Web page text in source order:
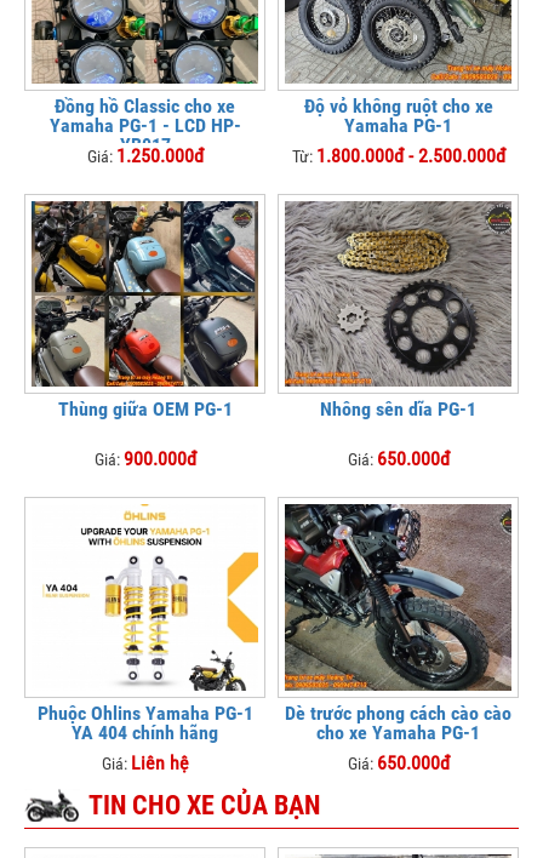
Đồng hồ Classic cho xe
Yamaha PG-1 - LCD HP-
YB017
Giá: 1.250.000đ
Độ vỏ không ruột cho xe
Yamaha PG-1
Từ: 1.800.000đ - 2.500.000đ
Thùng giữa OEM PG-1
Giá:900.000đ
Nhông sên dĩa PG-1
Giá: 650.000đ
Phuộc Ohlins Yamaha PG-1
YA 404 chính hãng
Giá: Liên hệ
Dè trước phong cách cào cào
cho xe Yamaha PG-1
Giá: 650.000đ
TIN CHO XE CỦA BẠN